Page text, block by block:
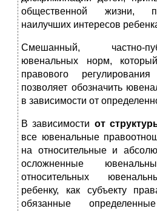
общественной жизни,
наилучших интересов
Смешанный, частно-
ювенальных норм,
правового
позволяет обозначить
в зависимости от
В зависимости от
все ювенальные
на относительные и
осложненные
относительных
ребенку, как субъекту
обязанные